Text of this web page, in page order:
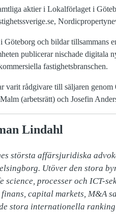
aktier i Lokalförlaget i
Göteborg och bildar tillsammans
publicerar nischade digitala
fastighetsbranschen.
varit rådgivare till säljaren
(arbetsrätt) och Josefin
Lindahl
största affärsjuridiska
Utöver den stora
processer och ICT-
finans, capital markets, M&A
stora internationella